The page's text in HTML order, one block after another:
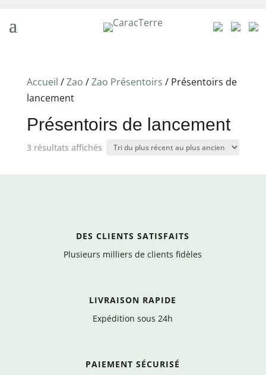
Accueil /Zao /Zao Présentoirs / Présentoirs de
lancement
Présentoirs de lancement
3 résultats affichésTrié
ancien
DES CLIENTS SATISFAITS
Plusieurs milliers de clients fidèles
LIVRAISON RAPIDE
Expédition sous 24h
PAIEMENT SÉCURISÉ